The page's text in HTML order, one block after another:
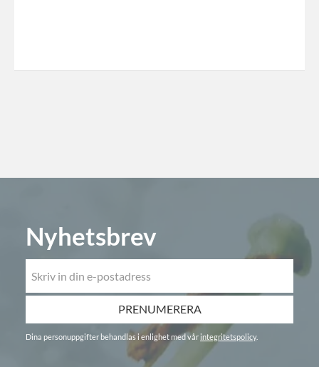
Nyhetsbrev
PRENUMERERA
Dina personuppgifter behandlas i enlighet med vår integritetspolicy.